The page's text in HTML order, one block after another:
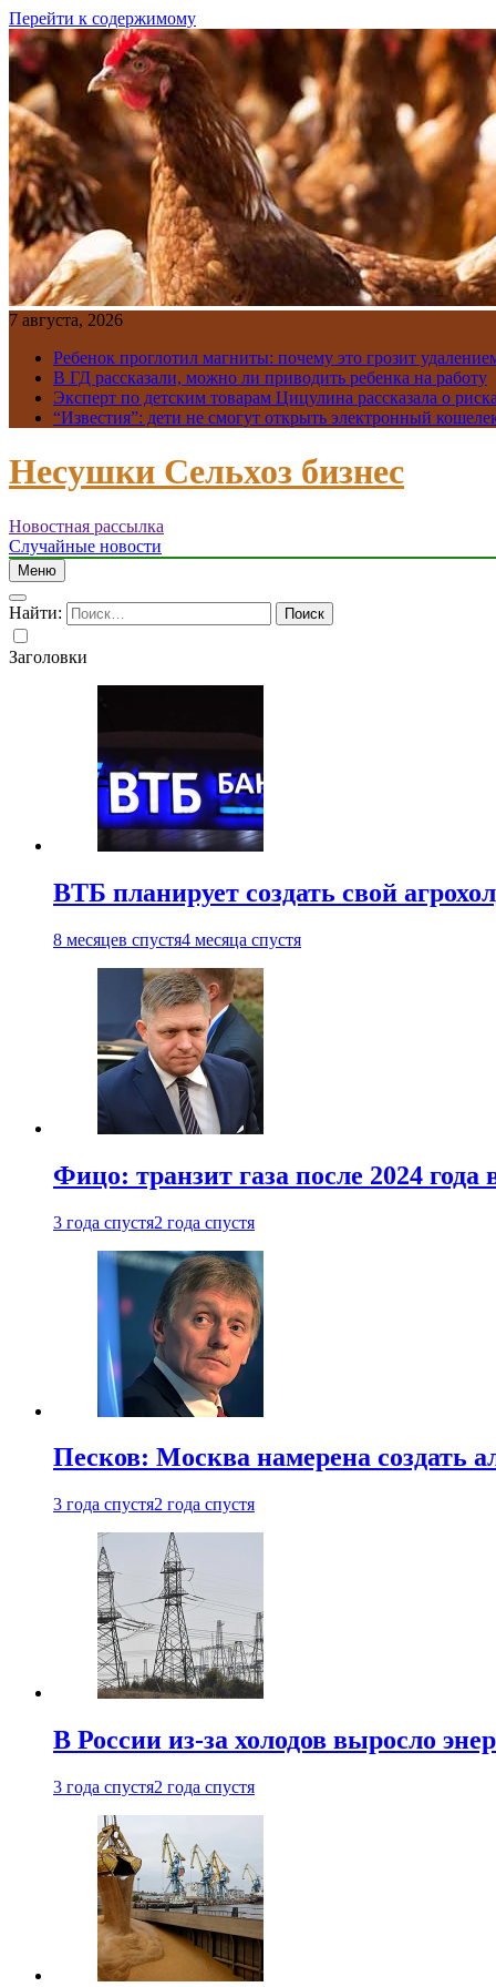
Перейти к содержимому
7 августа, 2026
Ребенок проглотил магниты: почему это грозит
В ГД рассказали, можно ли приводить ребенка на работу
Эксперт по детским товарам Цицулина рассказала о
“Известия”: дети не смогут открыть электронный
Несушки Сельхоз бизнес
Новостная рассылка
Случайные новости
Меню
Найти:
Заголовки
ВТБ планирует создать свой
8 месяцев спустя4 месяца спустя
Фицо: транзит газа после 2024
3 года спустя2 года спустя
Песков: Москва намерена создать
3 года спустя2 года спустя
В России из-за холодов выросло
3 года спустя2 года спустя